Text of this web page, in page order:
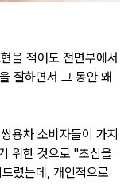
을 적어도 전면부에서
잘하면서 그 동안 왜
용차 소비자들이 가지
위한 것으로 "초심을
렸는데, 개인적으로